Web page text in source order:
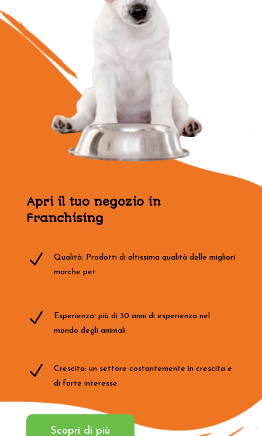
Apri il tuo negozio in
Franchising
N
Qualità: Prodotti di altissima qualità delle migliori
marche pet
N
Esperienza: più di 30 anni di esperienza nel
mondo degli animali
N
Crescita: un settore costantemente in crescita e
di forte interesse
Scopri di più